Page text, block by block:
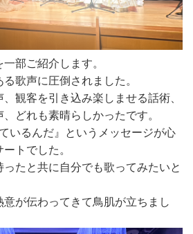
部ご紹介します。
歌声に圧倒されました。
、観客を引き込み楽しませる話術、
どれも素晴らしかったです。
いるんだ』というメッセージが心
トでした。
ったと共に自分でも歌ってみたいと
意が伝わってきて鳥肌が立ちまし